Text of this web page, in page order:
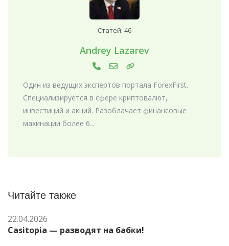
Статей: 46
Andrey Lazarev
Один из ведущих экспертов портала ForexFirst.
Специализируется в сфере криптовалют,
инвестиций и акций. Разоблачает финансовые
махинации более 6...
Читайте также
22.04.2026
Casitopia — разводят на бабки!